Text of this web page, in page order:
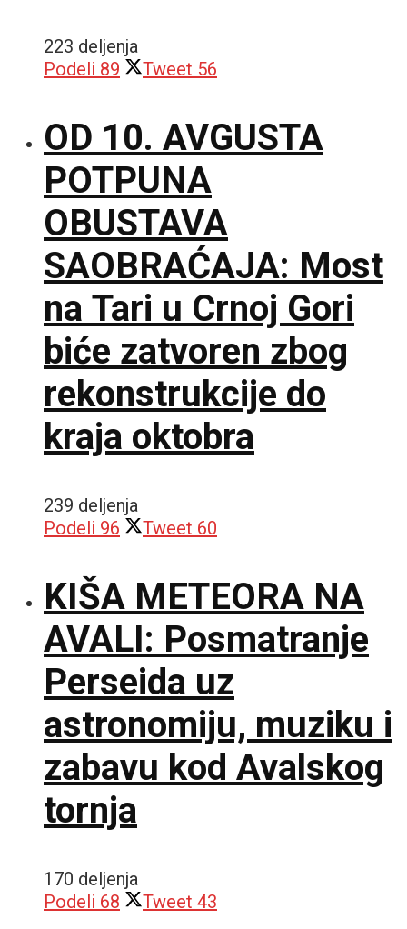
223 deljenja
Podeli 89 Tweet 56
OD 10. AVGUSTA
POTPUNA
OBUSTAVA
SAOBRAĆAJA: Most
na Tari u Crnoj Gori
biće zatvoren zbog
rekonstrukcije do
kraja oktobra
239 deljenja
Podeli 96 Tweet 60
KIŠA METEORA NA
AVALI: Posmatranje
Perseida uz
astronomiju, muziku i
zabavu kod Avalskog
tornja
170 deljenja
Podeli 68 Tweet 43